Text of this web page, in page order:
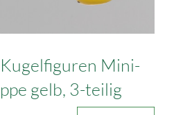
Mini-
gelb, 3-teilig